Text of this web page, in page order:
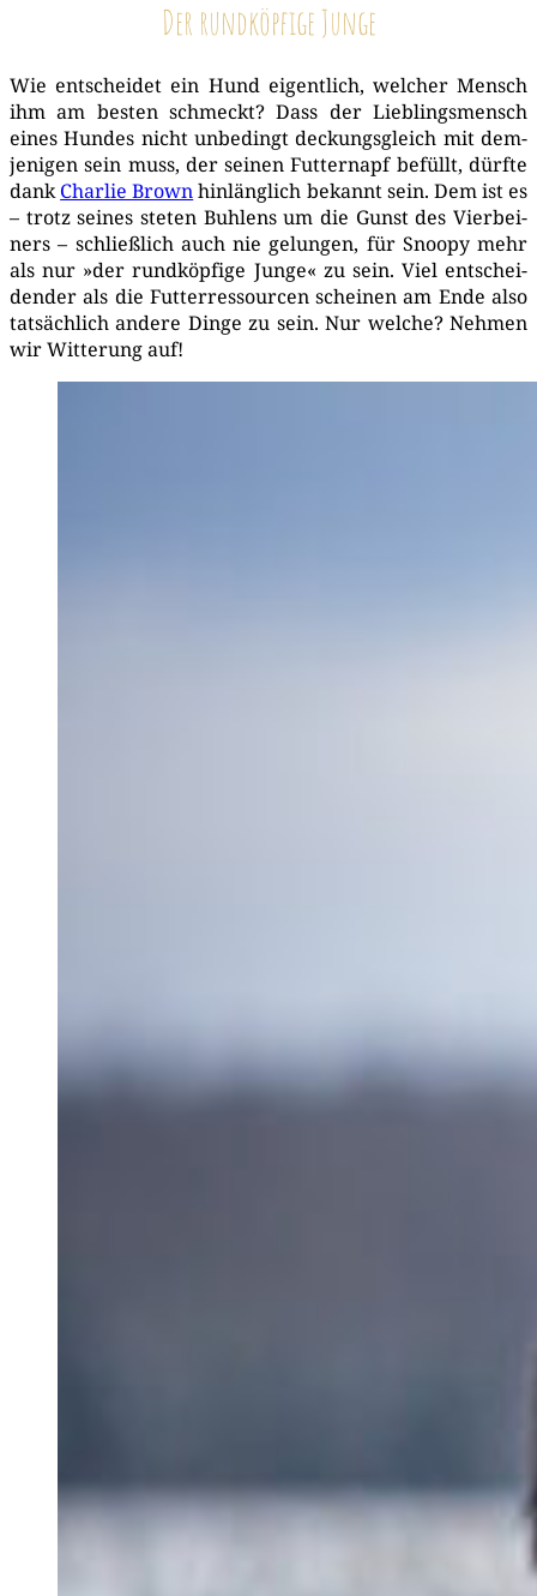
Der rundköpfige Junge
Wie ent­schei­det ein Hund eigent­lich, wel­cher Mensch
ihm am bes­ten schmeckt? Dass der Lieb­lings­mensch
eines Hun­des nicht unbe­dingt deckungs­gleich mit dem­
je­ni­gen sein muss, der sei­nen Fut­ter­napf befüllt, dürf­te
dankChar­lie Brownhin­läng­lich bekannt sein. Dem ist es
– trotz sei­nes ste­ten Buh­lens um die Gunst des Vier­bei­
ners – schließ­lich auch nie gelun­gen, für Snoo­py mehr
als nur »der rund­köp­fi­ge Jun­ge« zu sein. Viel ent­schei­
den­der als die Fut­ter­res­sour­cen schei­nen am Ende also
tat­säch­lich ande­re Din­ge zu sein. Nur wel­che? Neh­men
wir Wit­te­rung auf!